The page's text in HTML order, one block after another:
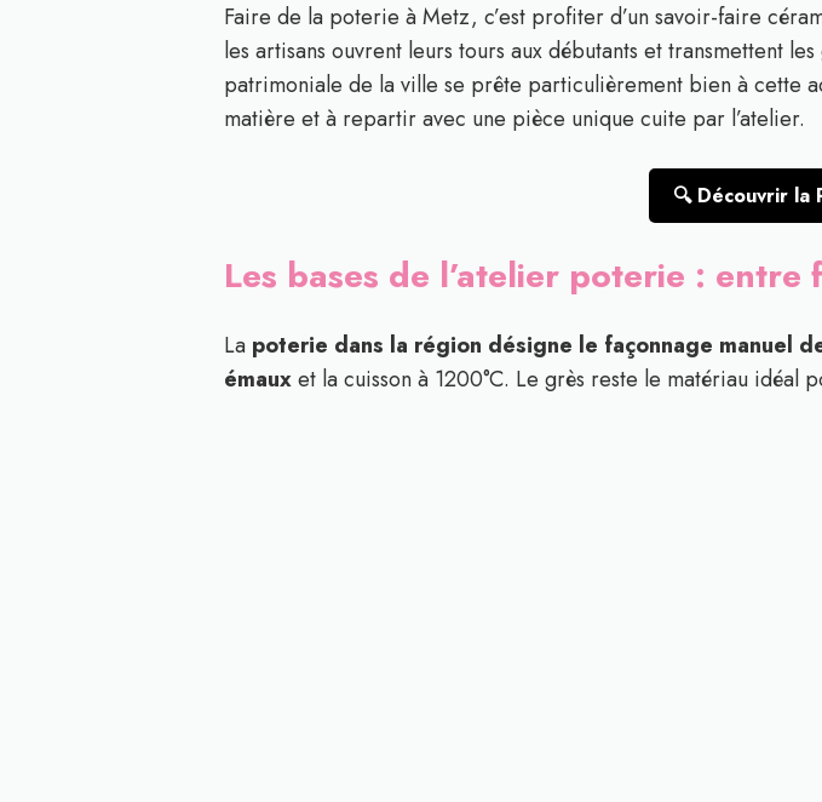
Faire de la poterie à Metz, c’est profiter d’un savoir-faire
les artisans ouvrent leurs tours aux débutants et transmettent
patrimoniale de la ville se prête particulièrement bien à cette
matière et à repartir avec une pièce unique cuite par l’atelier.
🔍 Découvrir la
Les bases de l’atelier poterie :
La poterie dans la région désigne le façonnage manuel
émauxet la cuisson à 1200°C. Le grès reste le matériau idéal